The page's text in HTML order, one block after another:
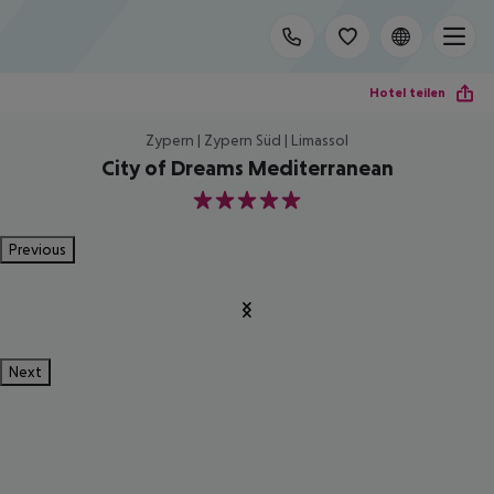
Hotel teilen
Zypern | Zypern Süd | Limassol
City of Dreams Mediterranean
5
Previous
Next